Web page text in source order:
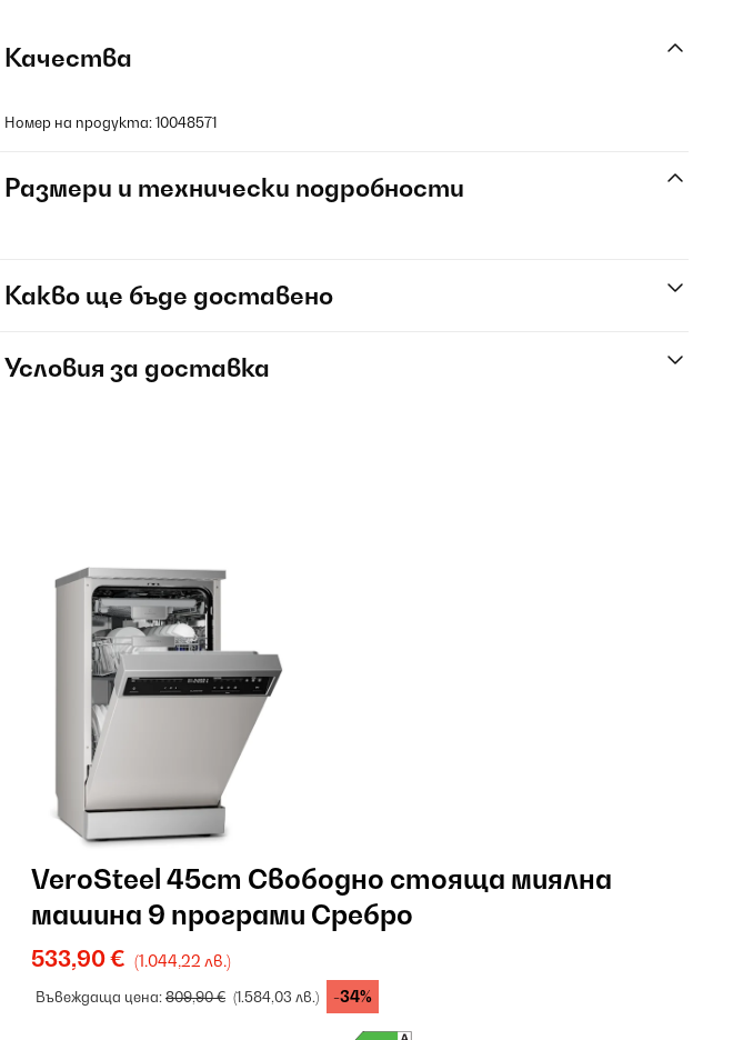
Качества
Номер на продукта: 10048571
Размери и технически подробности
Какво ще бъде доставено
Условия за доставка
VeroSteel 45cm Свободно стояща миялна
машина 9 програми Сребро
533,90 € (1.044,22 лв.)
Въвеждаща цена:809,90 € (1.584,03 лв.) -34%